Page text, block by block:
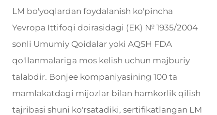
LM bo'yoqlardan foydalanish ko'pincha
Yevropa Ittifoqi doirasidagi (EK) № 1935/2004
sonli Umumiy Qoidalar yoki AQSH FDA
qo'llanmalariga mos kelish uchun majburiy
talabdir. Bonjee kompaniyasining 100 ta
mamlakatdagi mijozlar bilan hamkorlik qilish
tajribasi shuni ko'rsatadiki, sertifikatlangan LM